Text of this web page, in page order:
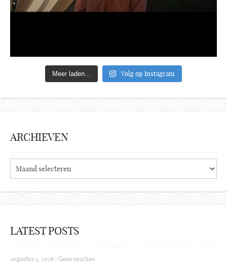
Meer laden... Volg op Instagram
ARCHIEVEN
Archieven
LATEST POSTS
augustus 5, 2026 Geen reacties